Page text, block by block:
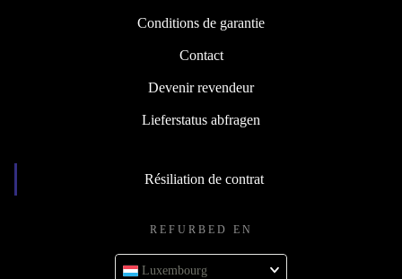
Conditions de garantie
Contact
Devenir revendeur
Lieferstatus abfragen
Résiliation de contrat
REFURBED EN
Luxembourg